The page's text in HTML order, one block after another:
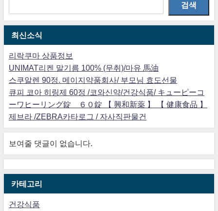
검색
최신소식
리락쿠마 상품정보
UNIMAT리켄 말기름 100% (무취)/마유 馬油
스쿠알렌 90정. 메이지약품회사/ 부모님 효도선물
큐피 코아 히링제 60정 /코와신약/건강식품/ キューピーコ
ーワヒーリング錠 ６０錠 【 興和新薬 】 【 健康食品 】
제브라 /ZEBRA카타로그 / 자사직판물건
보여줄 댓글이 없습니다.
카테고리
건강식품